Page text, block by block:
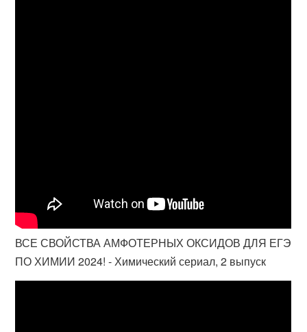
ВСЕ СВОЙСТВА АМФОТЕРНЫХ ОКСИДОВ ДЛЯ ЕГЭ
ПО ХИМИИ 2024! - Химический сериал, 2 выпуск